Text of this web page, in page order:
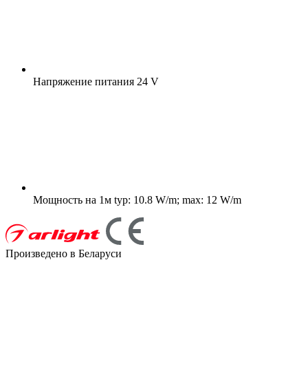
Напряжение питания 24 V
Мощность на 1м typ: 10.8 W/m; max: 12 W/m
Произведено в Беларуси